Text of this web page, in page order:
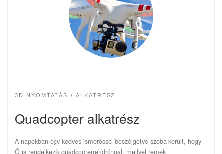
3D NYOMTATÁS ALKATRÉSZ
Quadcopter alkatrész
A napokban egy kedves ismerőssel beszélgetve szóba került, hogy
Ő is rendelkezik quadcopterrel/drónnal, mellyel remek